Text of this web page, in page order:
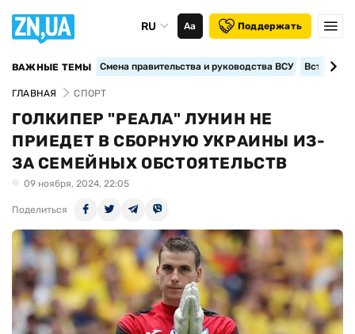
RU Аа Поддержать
ВАЖНЫЕ ТЕМЫ Смена правительства и руководства ВСУ
ГЛАВНАЯ СПОРТ
ГОЛКИПЕР "РЕАЛА" ЛУНИН НЕ
ПРИЕДЕТ В СБОРНУЮ УКРАИНЫ ИЗ-
ЗА СЕМЕЙНЫХ ОБСТОЯТЕЛЬСТВ
09 ноября, 2024, 22:05
Поделиться